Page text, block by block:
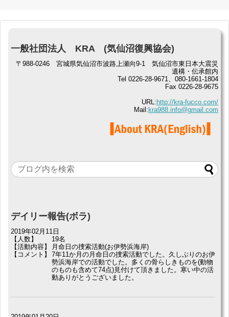
一般社団法人 KRA (気仙沼復興協会)
〒988-0246 宮城県気仙沼市波路上瀬向9-1 気仙沼市東日本大震災
遺構・伝承館内
Tel 0226-28-9671、080-1661-1804
Fax 0226-28-9675
URL: http://kra-fucco.com/
Mail: kra988.info@gmail.com
デイリー報告(ボラ)
2019年02月11日
【人数】
19名
【活動内容】
月命日の捜索活動(お伊勢浜海岸)
【コメント】
7年11か月の月命日の捜索活動でした。久しぶりのお伊
勢浜海岸での活動でした。多くの骨らしきものを(動物
のものも含めて74点)見付けて頂きました。寒い中の活
動ありがとうございました。